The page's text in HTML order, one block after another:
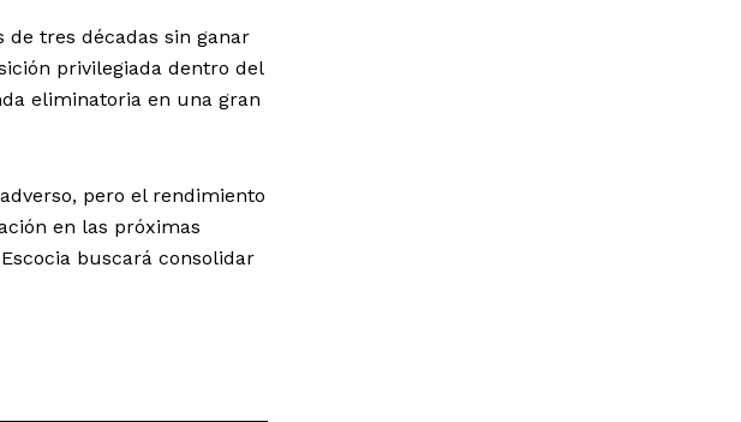
tres décadas sin ganar
privilegiada dentro del
eliminatoria en una gran
pero el rendimiento
en las próximas
buscará consolidar